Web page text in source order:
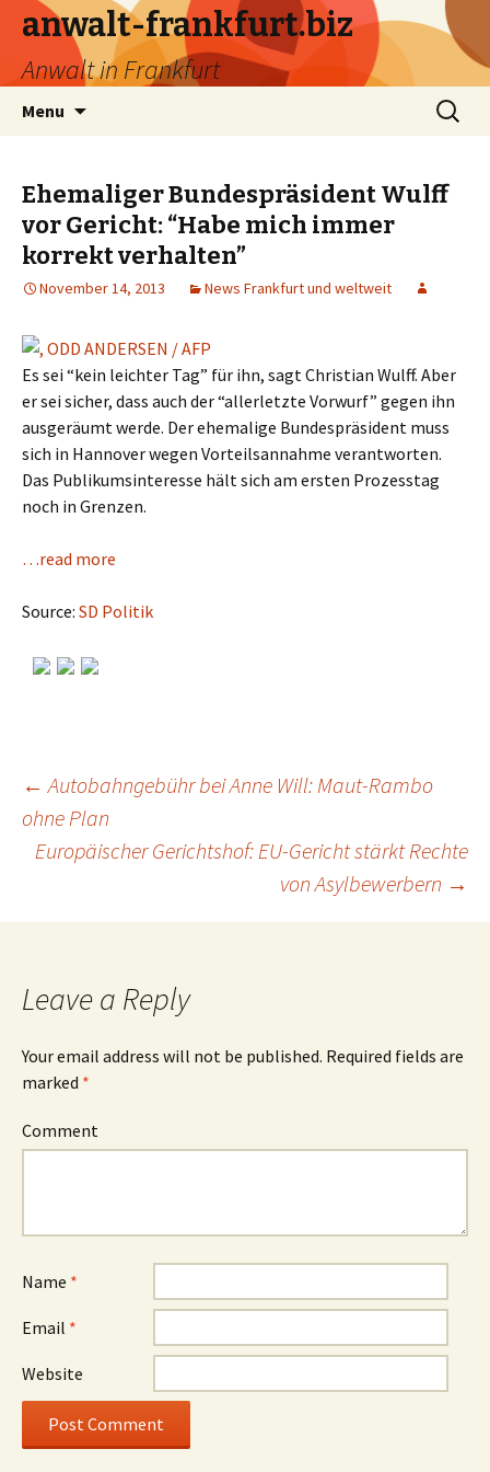
anwalt-frankfurt.biz
Anwalt in Frankfurt
Menu
Search
for:
Ehemaliger Bundespräsident Wulff
vor Gericht: “Habe mich immer
korrekt verhalten”
November 14, 2013 News Frankfurt und weltweit
Es sei “kein leichter Tag” für ihn, sagt Christian Wulff. Aber
er sei sicher, dass auch der “allerletzte Vorwurf” gegen ihn
ausgeräumt werde. Der ehemalige Bundespräsident muss
sich in Hannover wegen Vorteilsannahme verantworten.
Das Publikumsinteresse hält sich am ersten Prozesstag
noch in Grenzen.
…read more
Source: SD Politik
Post
navigation
← Autobahngebühr bei Anne Will: Maut-Rambo
ohne Plan
Europäischer Gerichtshof: EU-Gericht stärkt Rechte
von Asylbewerbern →
Leave a Reply
Your email address will not be published. Required fields are
marked *
Comment
Name *
Email *
Website